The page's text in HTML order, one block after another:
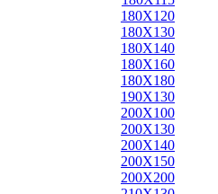
180X120
180X130
180X140
180X160
180X180
190X130
200X100
200X130
200X140
200X150
200X200
ברבר
ג'יג'ים
גאבה
גבה
גוש'אגן
גושאגאן
דורוחש
האגלו
הודי
הולביין
הריז